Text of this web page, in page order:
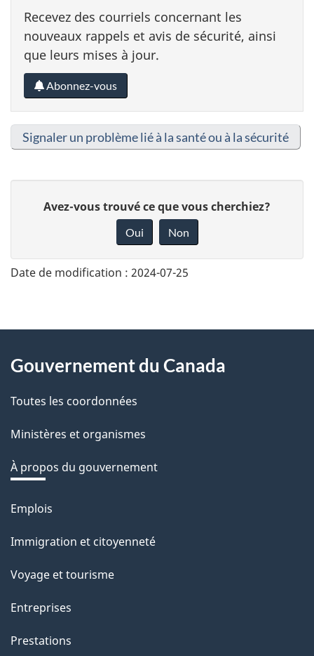
Recevez des courriels concernant les
nouveaux rappels et avis de sécurité, ainsi
que leurs mises à jour.
Abonnez-vous
Signaler un problème lié à la santé ou à la sécurité
n
v
o
t
r
r
é
t
r
a
c
i
o
Avez-vous trouvé ce que vous cherchiez?
Oui Non
Date de modification : 2024-07-25
About
this
site
Gouvernement du Canada
Toutes les coordonnées
Ministères et organismes
À propos du gouvernement
Thèmes
sujets
Emplois
Immigration et citoyenneté
Voyage et tourisme
Entreprises
Prestations